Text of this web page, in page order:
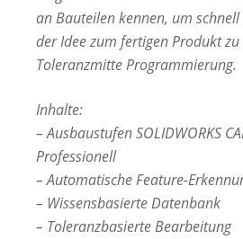
an Bauteilen kennen, um
der Idee zum fertigen Produkt
Toleranzmitte Programmierung.
Inhalte:
– Ausbaustufen SOLIDWORKS
Professionell
– Automatische Feature-
– Wissensbasierte Datenbank
– Toleranzbasierte Bearbeitung